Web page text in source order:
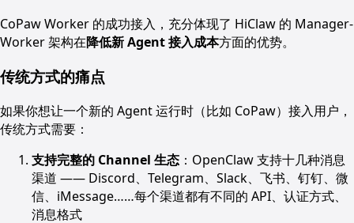
CoPaw Worker 的成功接入，充分体现了 HiClaw 的 Manager-
Worker 架构在降低新 Agent 接入成本方面的优势。
传统方式的痛点
如果你想让一个新的 Agent 运行时（比如 CoPaw）接入用户，
传统方式需要：
支持完整的 Channel 生态：OpenClaw 支持十几种消息
渠道 —— Discord、Telegram、Slack、飞书、钉钉、微
信、iMessage……每个渠道都有不同的 API、认证方式、
消息格式